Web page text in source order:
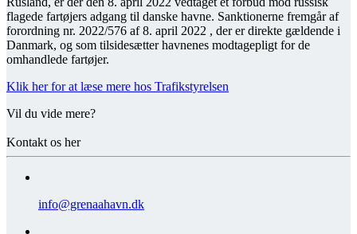
flagede fartøjers adgang til danske havne. Sanktionerne fremgår af
forordning nr. 2022/576 af 8. april 2022 , der er direkte gældende i
Danmark, og som tilsidesætter havnenes modtagepligt for de
omhandlede fartøjer.
Klik her for at læse mere hos Trafikstyrelsen
Vil du vide mere?
Kontakt os her
info@grenaahavn.dk